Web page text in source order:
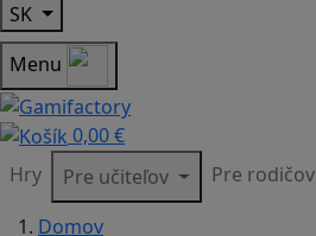
SK
Menu
0,00 €
Hry
Pre učiteľov Pre rodičov
Domov